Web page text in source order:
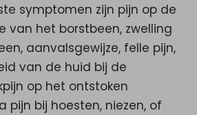
symptomen zijn pijn op de
van het borstbeen, zwelling
aanvalsgewijze, felle pijn,
van de huid bij de
op het ontstoken
pijn bij hoesten, niezen, of